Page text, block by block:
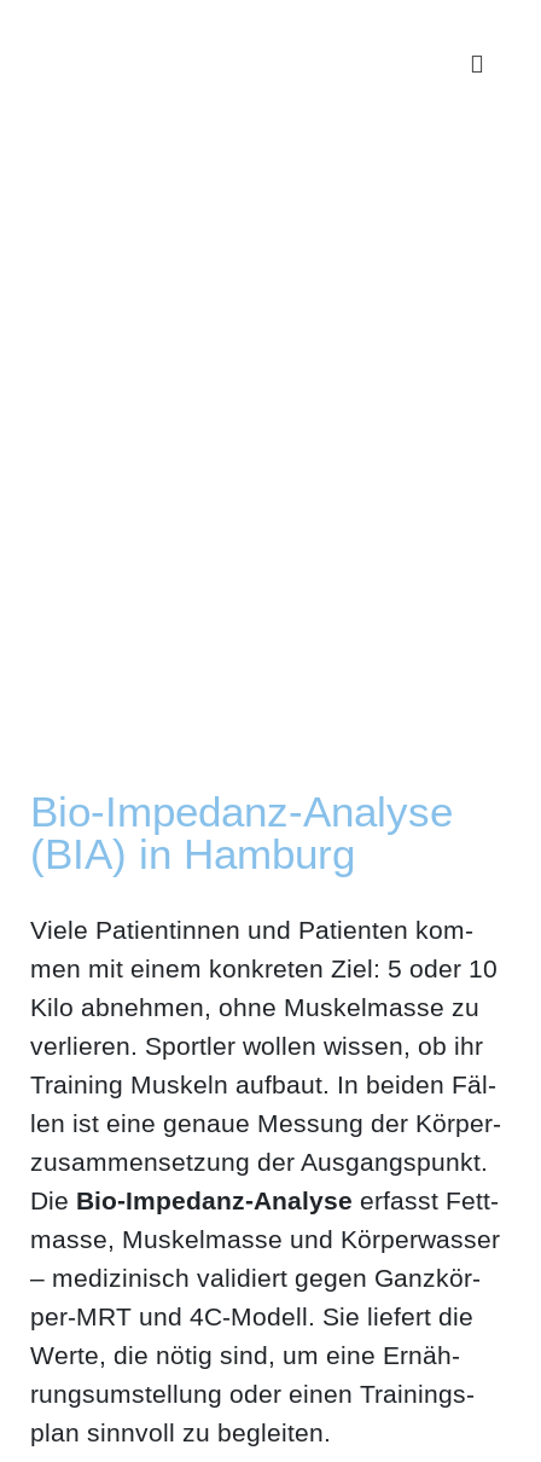
Bio-Impe­danz-Ana­ly­se
(BIA) in Hamburg
Vie­le Pati­en­tin­nen und Pati­en­ten kom­
men mit einem kon­kre­ten Ziel: 5 oder 10
Kilo abneh­men, ohne Mus­kel­mas­se zu
ver­lie­ren. Sport­ler wol­len wis­sen, ob ihr
Trai­ning Mus­keln auf­baut. In bei­den Fäl­
len ist eine genaue Mes­sung der Kör­per­
zu­sam­men­set­zung der Aus­gangs­punkt.
Die Bio-Impe­danz-Ana­ly­se erfasst Fett­
mas­se, Mus­kel­mas­se und Kör­per­was­ser
– medi­zi­nisch vali­diert gegen Ganz­kör­
per-MRT und 4C-Modell. Sie lie­fert die
Wer­te, die nötig sind, um eine Ernäh­
rungs­um­stel­lung oder einen Trai­nings­
plan sinn­voll zu begleiten.